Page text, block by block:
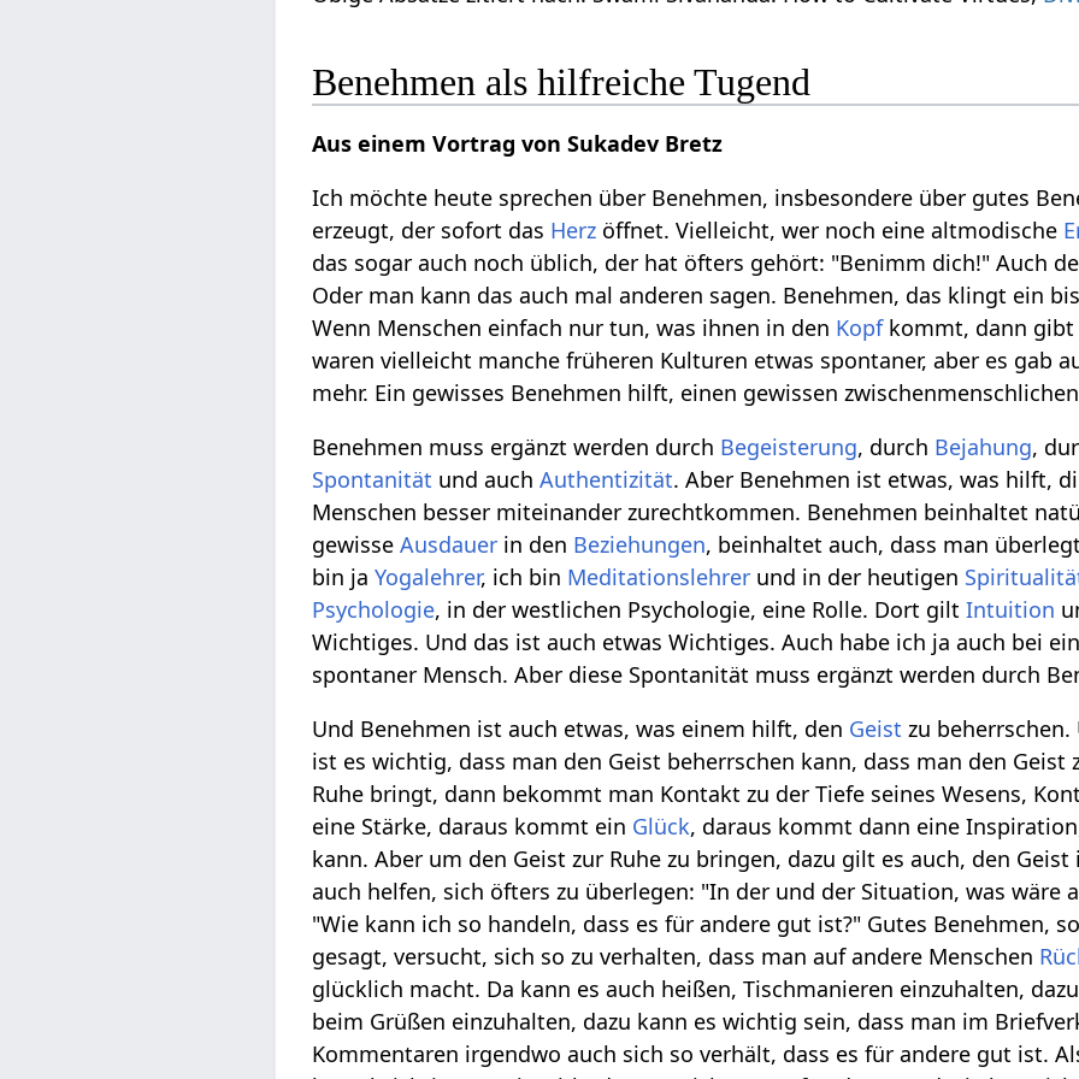
Benehmen als hilfreiche Tugend
Aus einem Vortrag von Sukadev Bretz
Ich möchte heute sprechen über Benehmen, insbesondere über gutes
erzeugt, der sofort das Herz öffnet. Vielleicht, wer noch eine altmodische
das sogar auch noch üblich, der hat öfters gehört: "Benimm dich!" Auch
Oder man kann das auch mal anderen sagen. Benehmen, das klingt ein
Wenn Menschen einfach nur tun, was ihnen in den Kopfkommt, dann
waren vielleicht manche früheren Kulturen etwas spontaner, aber es gab
mehr. Ein gewisses Benehmen hilft, einen gewissen
Benehmen muss ergänzt werden durch Begeisterung, durch Bejahung,
Spontanität und auchAuthentizität. Aber Benehmen ist etwas, was hilft,
Menschen besser miteinander zurechtkommen. Benehmen beinhaltet
gewisseAusdauer in den Beziehungen, beinhaltet auch, dass man
bin jaYogalehrer, ich bin Meditationslehrer und in der heutigen
Psychologie, in der westlichen Psychologie, eine Rolle. Dort giltIntuition
Wichtiges. Und das ist auch etwas Wichtiges. Auch habe ich ja auch bei
spontaner Mensch. Aber diese Spontanität muss ergänzt werden durch
Und Benehmen ist auch etwas, was einem hilft, den Geist zu
ist es wichtig, dass man den Geist beherrschen kann, dass man den Geist
Ruhe bringt, dann bekommt man Kontakt zu der Tiefe seines Wesens,
eine Stärke, daraus kommt ein Glück, daraus kommt dann eine
kann. Aber um den Geist zur Ruhe zu bringen, dazu gilt es auch, den
auch helfen, sich öfters zu überlegen: "In der und der Situation, was wäre
"Wie kann ich so handeln, dass es für andere gut ist?" Gutes Benehmen,
gesagt, versucht, sich so zu verhalten, dass man auf andere Menschen
glücklich macht. Da kann es auch heißen, Tischmanieren einzuhalten,
beim Grüßen einzuhalten, dazu kann es wichtig sein, dass man im
Kommentaren irgendwo auch sich so verhält, dass es für andere gut ist.